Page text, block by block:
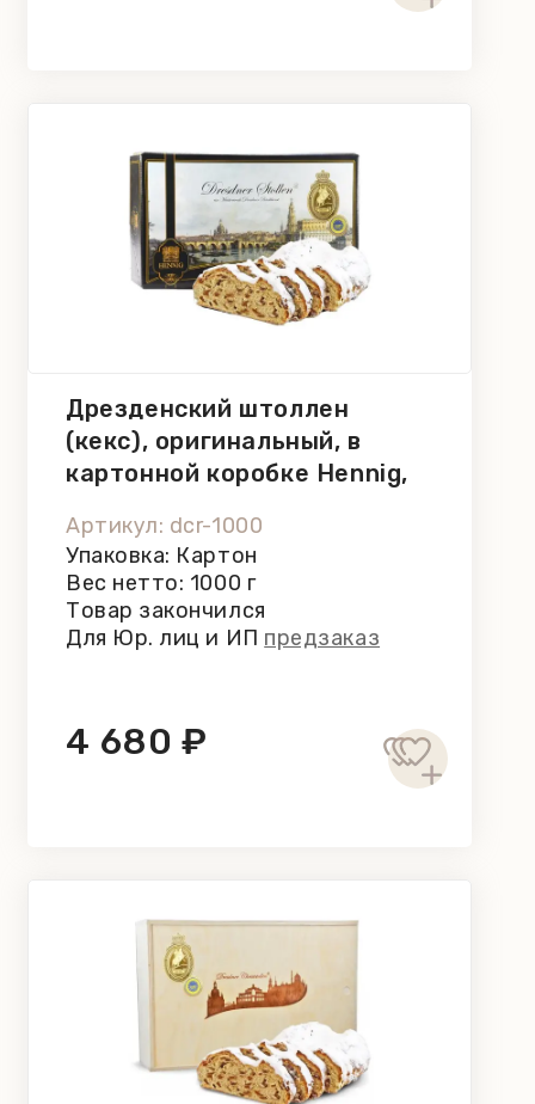
Дрезденский штоллен
(кекс), оригинальный, в
картонной коробке Hennig,
Артикул: dcr-1000
Упаковка: Картон
Вес нетто: 1000 г
Товар закончился
Для Юр. лиц и ИП предзаказ
4 680 ₽